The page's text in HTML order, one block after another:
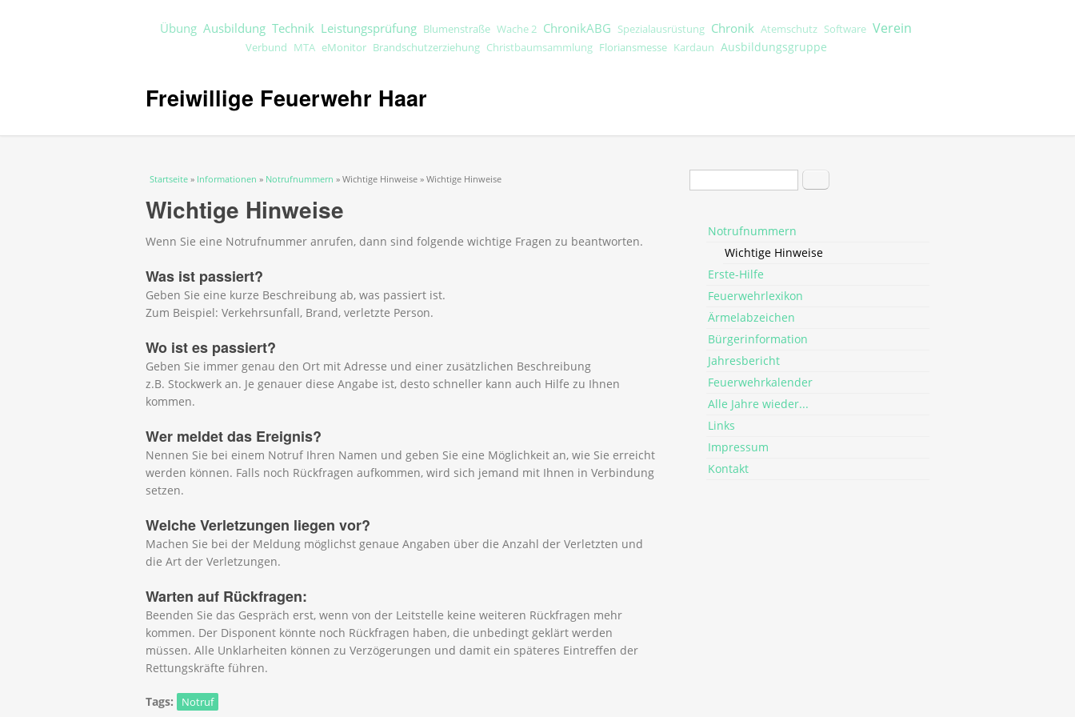
Übung Ausbildung Technik Leistungsprüfung Blumenstraße Wache 2 ChronikABG Spezialausrüstung Chronik Atemschutz Software Verein
Verbund MTA eMonitor Brandschutzerziehung Christbaumsammlung Floriansmesse Kardaun Ausbildungsgruppe
Freiwillige Feuerwehr Haar
Sie sind hier
Startseite » Informationen » Notrufnummern » Wichtige Hinweise » Wichtige Hinweise
Wichtige Hinweise
Wenn Sie eine Notrufnummer anrufen, dann sind folgende wichtige Fragen zu beantworten.
Was ist passiert?
Geben Sie eine kurze Beschreibung ab, was passiert ist.
Zum Beispiel: Verkehrsunfall, Brand, verletzte Person.
Wo ist es passiert?
Geben Sie immer genau den Ort mit Adresse und einer zusätzlichen Beschreibung
z.B. Stockwerk an. Je genauer diese Angabe ist, desto schneller kann auch Hilfe zu Ihnen
kommen.
Wer meldet das Ereignis?
Nennen Sie bei einem Notruf Ihren Namen und geben Sie eine Möglichkeit an, wie Sie erreicht
werden können. Falls noch Rückfragen aufkommen, wird sich jemand mit Ihnen in Verbindung
setzen.
Welche Verletzungen liegen vor?
Machen Sie bei der Meldung möglichst genaue Angaben über die Anzahl der Verletzten und
die Art der Verletzungen.
Warten auf Rückfragen:
Beenden Sie das Gespräch erst, wenn von der Leitstelle keine weiteren Rückfragen mehr
kommen. Der Disponent könnte noch Rückfragen haben, die unbedingt geklärt werden
müssen. Alle Unklarheiten können zu Verzögerungen und damit ein späteres Eintreffen der
Rettungskräfte führen.
Tags: Notruf
Suchformular Suche
Notrufnummern
Wichtige Hinweise
Erste-Hilfe
Feuerwehrlexikon
Ärmelabzeichen
Bürgerinformation
Jahresbericht
Feuerwehrkalender
Alle Jahre wieder...
Links
Impressum
Kontakt